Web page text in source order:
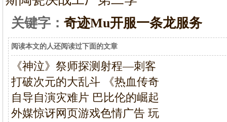
关键字： 奇迹Mu开服一条龙服务
阅读本文的人还阅读过下面的文章
《神泣》祭师探测射程—刺客
打破次元的大乱斗 《热血传奇
自导自演灾难片 巴比伦的崛起
外媒惊讶网页游戏色情广告 玩